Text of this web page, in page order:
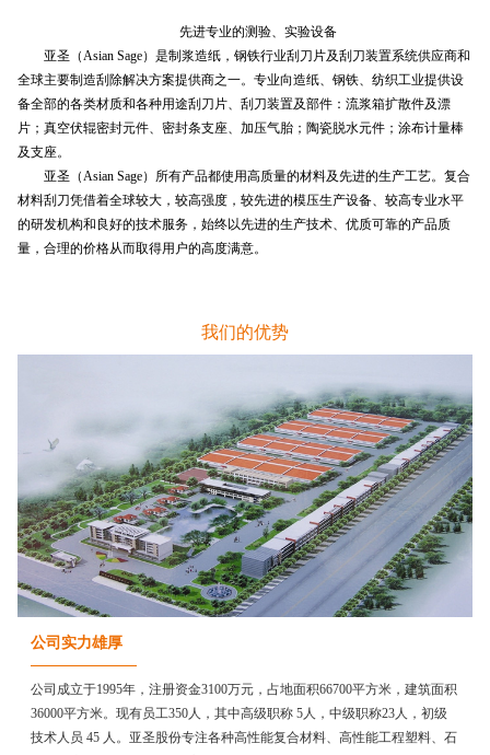
先进专业的测验、实验设备
亚圣（Asian Sage）是制浆造纸，钢铁行业刮刀片及刮刀装置系统供应商和
全球主要制造刮除解决方案提供商之一。专业向造纸、钢铁、纺织工业提供设
备全部的各类材质和各种用途刮刀片、 刮刀装置及部件：流浆箱扩散件及漂
片；真空伏辊密封元件、密封条支座、加压气胎；陶瓷脱水元件；涂布计量棒
及支座。
亚圣（Asian Sage）所有产品都使用高质量的材料及先进的生产工艺。复合
材料刮刀凭借着全球较大， 较高强度， 较先进的模压生产设备、 较高专业水平
的研发机构和良好的技术服务，始终以先进的生产技术、优质可靠的产品质
量，合理的价格从而取得用户的高度满意。
我们的优势
公司实力雄厚
公司成立于1995年，注册资金3100万元，占地面积66700平方米，建筑面积
36000平方米。现有员工350人，其中高级职称 5人，中级职称23人，初级
技术人员 45 人。亚圣股份专注各种高性能复合材料、高性能工程塑料、石